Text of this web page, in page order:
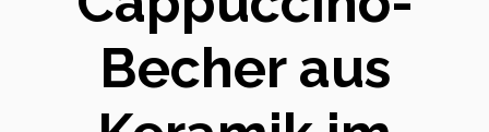
Becher aus